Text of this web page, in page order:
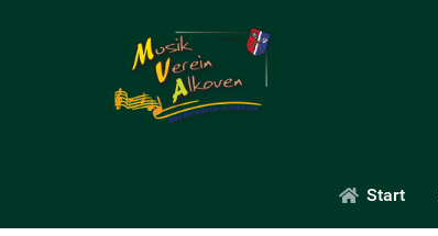
Start